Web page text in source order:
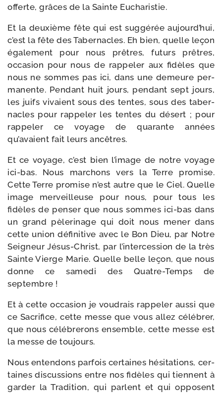
offerte, grâces de la Sainte Eucharistie.
Et la deuxième fête qui est sug­gé­rée aujourd’hui,
c’est la fête des Tabernacles. Eh bien, quelle leçon
éga­le­ment pour nous prêtres, futurs prêtres,
occa­sion pour nous de rap­pe­ler aux fidèles que
nous ne sommes pas ici, dans une demeure per­
ma­nente. Pendant huit jours, pen­dant sept jours,
les juifs vivaient sous des tentes, sous des taber­
nacles pour rap­pe­ler les tentes du désert ; pour
rap­pe­ler ce voyage de qua­rante années
qu’avaient fait leurs ancêtres.
Et ce voyage, c’est bien l’image de notre voyage
ici-​bas. Nous mar­chons vers la Terre pro­mise.
Cette Terre pro­mise n’est autre que le Ciel. Quelle
image mer­veilleuse pour nous, pour tous les
fidèles de pen­ser que nous sommes ici-​bas dans
un grand pèle­ri­nage qui doit nous mener dans
cette union défi­ni­tive avec le Bon Dieu, par Notre
Seigneur Jésus-​Christ, par l’intercession de la très
Sainte Vierge Marie. Quelle belle leçon, que nous
donne ce same­di des Quatre-​Temps de
septembre !
Et à cette occa­sion je vou­drais rap­pe­ler aus­si que
ce Sacrifice, cette messe que vous allez célé­brer,
que nous célé­bre­rons ensemble, cette messe est
la messe de toujours.
Nous enten­dons par­fois cer­taines hési­ta­tions, cer­
taines dis­cus­sions entre nos fidèles qui tiennent à
gar­der la Tradition, qui parlent et qui opposent